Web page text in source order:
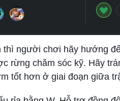
người chơi hãy hướng
rừng chăm sóc kỹ. Hãy
tốt hơn ở giai đoạn giữa